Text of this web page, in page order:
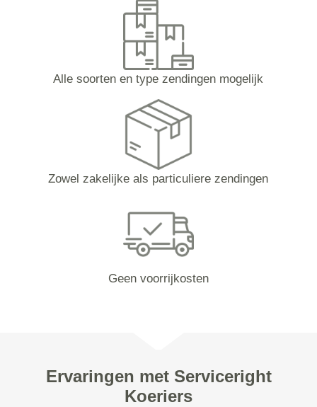
Alle soorten en type zendingen mogelijk
Zowel zakelijke als particuliere zendingen
Geen voorrijkosten
Ervaringen met Serviceright
Koeriers